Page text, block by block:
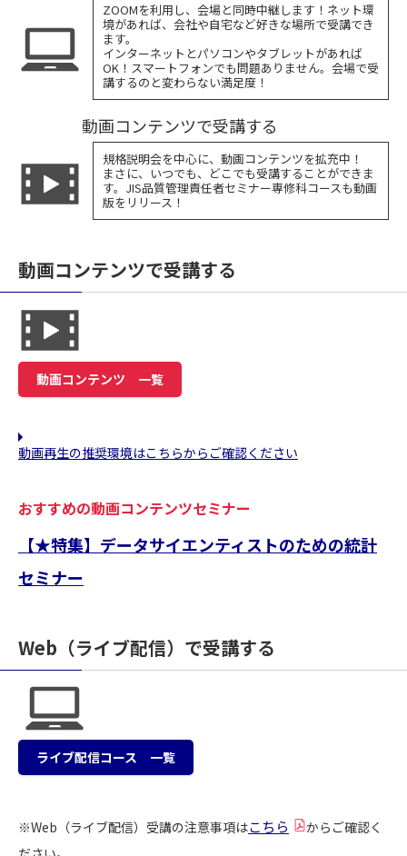
ZOOMを利用し、会場と同時中継します！ネット環
境があれば、会社や自宅など好きな場所で受講でき
ます。
インターネットとパソコンやタブレットがあれば
OK！スマートフォンでも問題ありません。会場で受
講するのと変わらない満足度！
動画コンテンツで受講する
規格説明会を中心に、動画コンテンツを拡充中！
まさに、いつでも、どこでも受講することができま
す。JIS品質管理責任者セミナー専修科コースも動画
版をリリース！
動画コンテンツで受講する
動画コンテンツ 一覧
動画再生の推奨環境はこちらからご確認ください
おすすめの動画コンテンツセミナー
【★特集】データサイエンティストのための統計
セミナー
Web（ライブ配信）で受講する
ライブ配信コース 一覧
※Web（ライブ配信）受講の注意事項はこちら
からご確認く